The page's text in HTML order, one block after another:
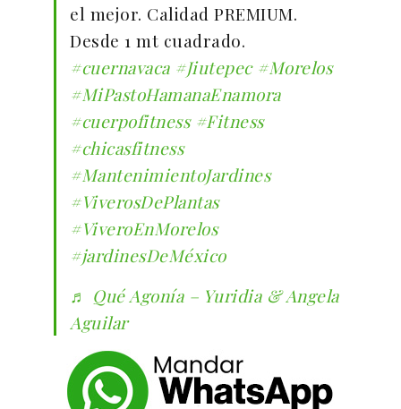
el mejor. Calidad PREMIUM.
Desde 1 mt cuadrado.
#cuernavaca #Jiutepec #Morelos
#MiPastoHamanaEnamora
#cuerpofitness #Fitness
#chicasfitness
#MantenimientoJardines
#ViverosDePlantas
#ViveroEnMorelos
#jardinesDeMéxico
♬ Qué Agonía – Yuridia & Angela
Aguilar